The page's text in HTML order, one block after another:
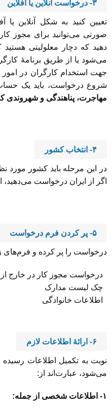
۳- درخواست آنلاین یا آفلاین
تعیین کنید به‌ شکل آنلاین یا
صورتی می‌توانید برای مجوز
دهید که دچار معلولیتی هستید
جهت استخدام کارگران در
شروع درخواست، باید یک
مهاجرت، پناهندگی و شهروندی
۴- انتخاب کشور
در این مرحله باید کشور مورد
اگر از ایران درخواست می‌دهید،
۵- پر کردن فرم درخواست
درخواست را پر کرده و فرم‌های
درخواست مجوز کار در خارج از
چک لیست مدارک
اطلاعات خانوادگی
۶- ارائۀ اطلاعات لازم
نوبت به تکمیل اطلاعات
می‌شود، عبارت‌اند از:
۱- اطلاعات شخصی از جمله: